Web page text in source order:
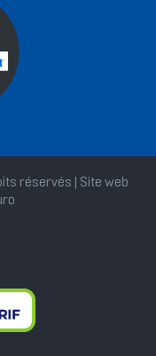
réservés | Site web